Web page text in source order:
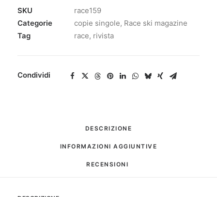
159
quantità
SKU
race159
Categorie
copie singole, Race ski magazine
Tag
race, rivista
Condividi
DESCRIZIONE
INFORMAZIONI AGGIUNTIVE
RECENSIONI